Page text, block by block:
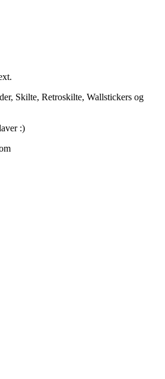
Skilte, Retroskilte, Wallstickers og
:)